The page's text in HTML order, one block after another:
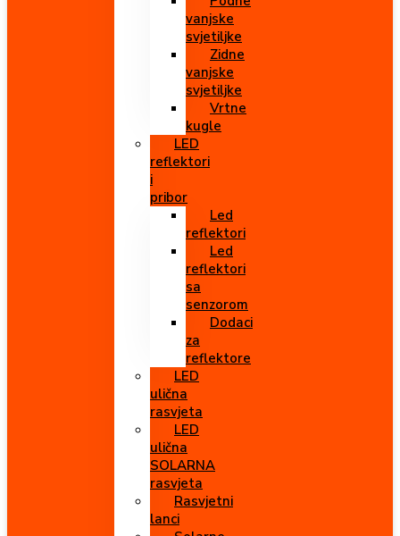
vanjske
svjetiljke
Zidne
vanjske
svjetiljke
Vrtne
kugle
LED
reflektori
i
pribor
Led
reflektori
Led
reflektori
sa
senzorom
Dodaci
za
reflektore
LED
ulična
rasvjeta
LED
ulična
SOLARNA
rasvjeta
Rasvjetni
lanci